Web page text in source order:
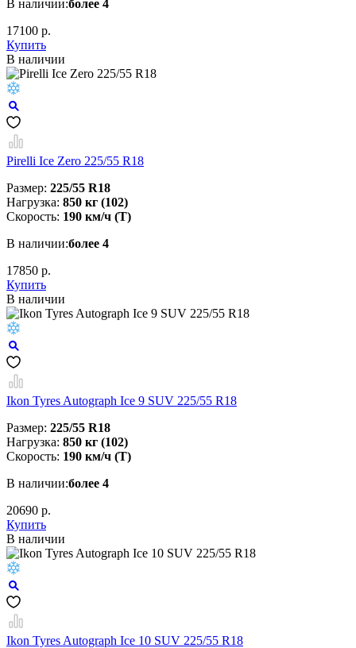
В наличии:более 4
17100 р.
Купить
В наличии
Pirelli Ice Zero 225/55 R18
Размер: 225/55 R18
Нагрузка: 850 кг (102)
Скорость: 190 км/ч (T)
В наличии:более 4
17850 р.
Купить
В наличии
Ikon Tyres Autograph Ice 9 SUV 225/55 R18
Размер: 225/55 R18
Нагрузка: 850 кг (102)
Скорость: 190 км/ч (T)
В наличии:более 4
20690 р.
Купить
В наличии
Ikon Tyres Autograph Ice 10 SUV 225/55 R18